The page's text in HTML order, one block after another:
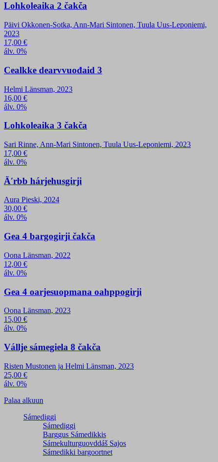
Lohkoleaika 2 čakča
Päivi Okkonen-Sotka, Ann-Mari Sintonen, Tuula Uus-Leponiemi,
2023
17,00 €
álv. 0%
Cealkke dearvvuođaid 3
Helmi Länsman, 2023
16,00 €
álv. 0%
Lohkoleaika 3 čakča
Sari Rinne, Ann-Mari Sintonen, Tuula Uus-Leponiemi, 2023
17,00 €
álv. 0%
Äʹrbb hárjehusgirji
Aura Pieski, 2024
30,00 €
álv. 0%
Gea 4 bargogirji čakča
Oona Länsman, 2022
12,00 €
álv. 0%
Gea 4 oarjesuopmana oahppogirji
Oona Länsman, 2023
15,00 €
álv. 0%
Vállje sámegiela 8 čakča
Risten Mustonen ja Helmi Länsman, 2023
25,00 €
álv. 0%
Palaa alkuun
Sámediggi
Sámediggi
Barggus Sámedikkis
Sámekulturguovddáš Sajos
Sámedikki bargoortnet